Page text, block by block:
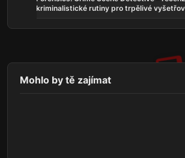
kriminalistické rutiny pro trpělivé
Mohlo by tě zajímat